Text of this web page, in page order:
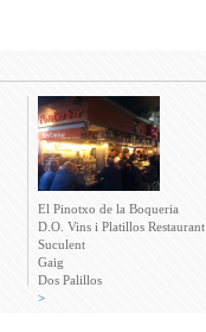
El Pinotxo de la Boqueria
D.O. Vins i Platillos Restaurant
Suculent
Gaig
Dos Palillos
>